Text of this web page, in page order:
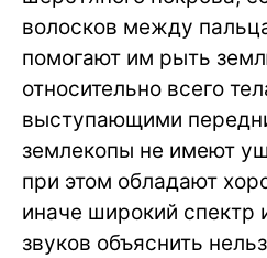
волосков между
помогают им рыть
относительно всего
выступающими
землекопы не имеют
при этом обладают
иначе широкий спектр
звуков объяснить